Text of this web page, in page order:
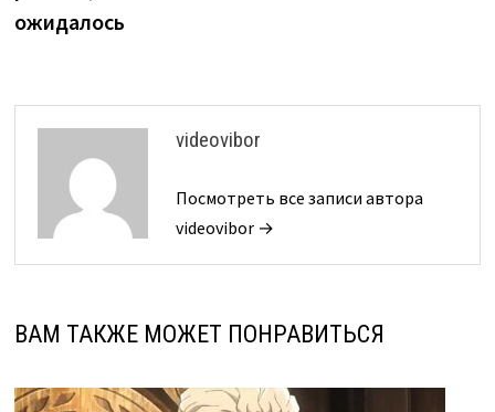
ожидалось
videovibor
Посмотреть все записи автора
videovibor →
ВАМ ТАКЖЕ МОЖЕТ ПОНРАВИТЬСЯ